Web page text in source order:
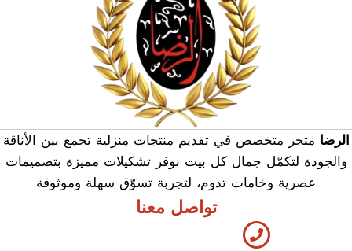
الرضا متجر متخصص في تقديم منتجات منزلية تجمع بين الأناقة
والجودة لتكمّل جمال كل بيت نوفر تشكيلات مميزة بتصميمات
عصرية وخامات تدوم، لتجربة تسوّق سهلة وموثوقة
تواصل معنا